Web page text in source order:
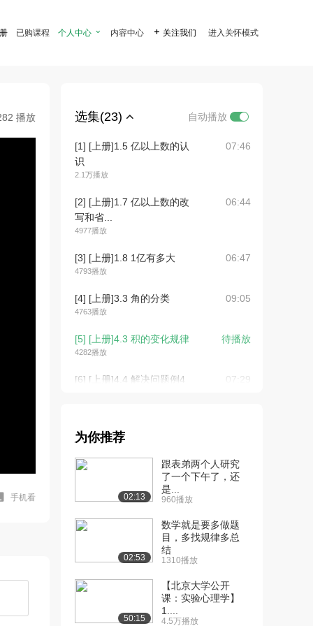
已购课程 个人中心  内容中心  关注我们 进入关怀模式
播放
手机看
选集(23) 自动播放
[1] [上册]1.5 亿以上数的认
识
2.1万播放
07:46
[2] [上册]1.7 亿以上数的改
写和省...
4977播放
06:44
[3] [上册]1.8 1亿有多大
4793播放
06:47
[4] [上册]3.3 角的分类
4763播放
09:05
[5] [上册]4.3 积的变化规律
4282播放
待播放
[6] [上册]4.4 解决问题例4 07:29
3192播放
[8] [上册]6.6 商是两位数的
09:58
[9] [上册]7.1 认识条形统计
图例1
3410播放
[11] [下册]1.4 解决问题
为你推荐
02:13
跟表弟两个人研究
了一个下午了，还
是...
960播放
02:53
数学就是要多做题
目，多找规律多总
结
1310播放
50:15
【北京大学公开
课：实验心理学】
1....
4.5万播放